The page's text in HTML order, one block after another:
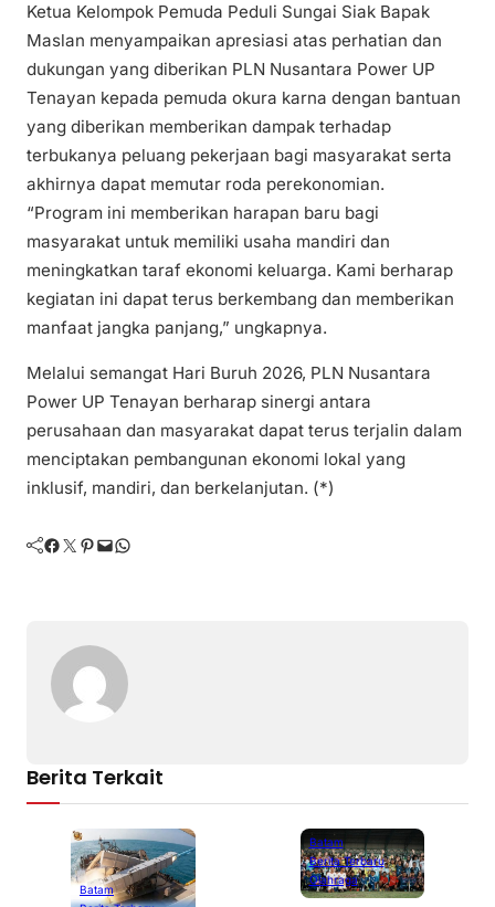
Ketua Kelompok Pemuda Peduli Sungai Siak Bapak
Maslan menyampaikan apresiasi atas perhatian dan
dukungan yang diberikan PLN Nusantara Power UP
Tenayan kepada pemuda okura karna dengan bantuan
yang diberikan memberikan dampak terhadap
terbukanya peluang pekerjaan bagi masyarakat serta
akhirnya dapat memutar roda perekonomian.
“Program ini memberikan harapan baru bagi
masyarakat untuk memiliki usaha mandiri dan
meningkatkan taraf ekonomi keluarga. Kami berharap
kegiatan ini dapat terus berkembang dan memberikan
manfaat jangka panjang,” ungkapnya.
Melalui semangat Hari Buruh 2026, PLN Nusantara
Power UP Tenayan berharap sinergi antara
perusahaan dan masyarakat dapat terus terjalin dalam
menciptakan pembangunan ekonomi lokal yang
inklusif, mandiri, dan berkelanjutan. (*)
Facebook Twitter Pinterest Mail WhatsApp
Berita Terkait
Batam
Batam
Berita Terbaru
Olahraga